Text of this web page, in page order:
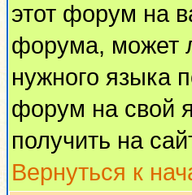
этот форум на
форума, может
нужного языка
форум на свой
получить на
Вернуться к